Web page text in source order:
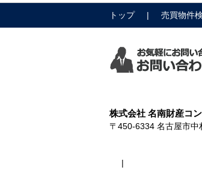
トップ 売買物件
株式会社 名南財産コ
〒450-6334 名古屋市中